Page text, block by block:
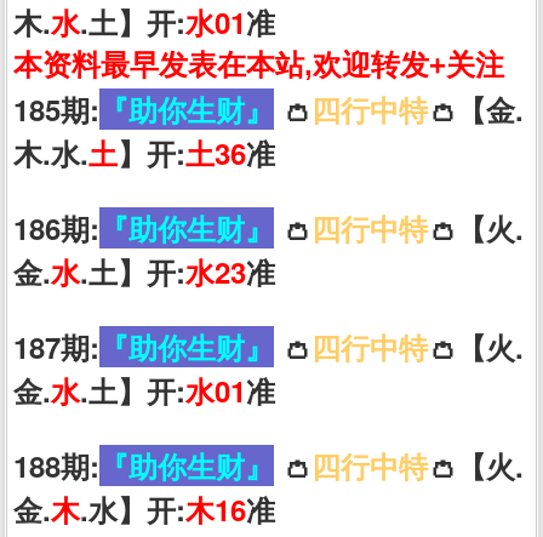
木.水.土】开:水01准
本资料最早发表在本站,欢迎转发+关注
185期: 『助你生财』 👛四行中特👛【金.
木.水.土】开:土36准
186期: 『助你生财』 👛四行中特👛【火.
金.水.土】开:水23准
187期: 『助你生财』 👛四行中特👛【火.
金.水.土】开:水01准
188期: 『助你生财』 👛四行中特👛【火.
金.木.水】开:木16准